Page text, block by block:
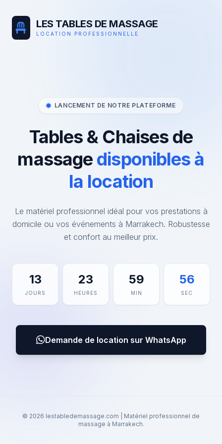
LES TABLES DE MASSAGE
LOCATION PROFESSIONNELLE
LANCEMENT DE NOTRE PLATEFORME
Tables & Chaises de
massage disponibles à
la location
Le matériel professionnel idéal pour vos prestations à
domicile ou vos événements à Marrakech. Robustesse
et confort au meilleur prix.
13
JOURS
23
HEURES
59
MIN
56
SEC
Demande de location sur WhatsApp
© 2026 lestabledemassage.com | Matériel professionnel de
massage à Marrakech.